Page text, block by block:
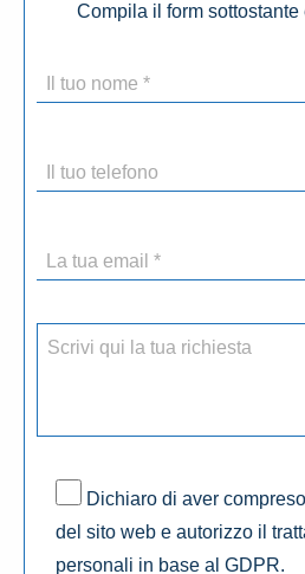
Compila il form sottostante
Dichiaro di aver
del sito web e autorizzo il
personali in base al GDPR.